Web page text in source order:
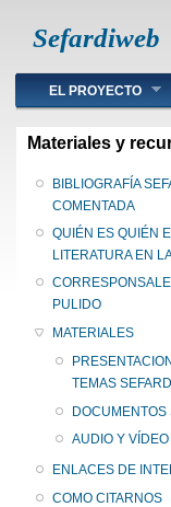
Sefardiweb
Main menu
EL PROYECTO
Materiales y
BIBLIOGRAFÍA
COMENTADA
QUIÉN ES QUIÉN
LITERATURA EN
PULIDO
MATERIALES
TEMAS
DOCUMENTOS
AUDIO Y
ENLACES DE
COMO CITARNOS